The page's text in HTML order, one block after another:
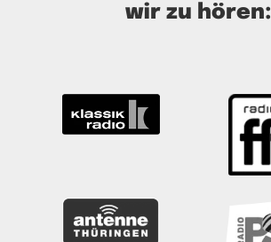
wir zu hören: